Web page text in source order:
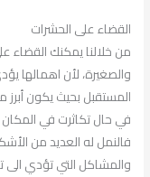
القضاء على الحشرات
من خلالنا يمكنك القضاء
والصغيرة، لأن اهمالها
المستقبل بحيث يكون أبرز
في حال تكاثرت في المكان
فالنمل له العديد من
والمشاكل التي تؤدي الى